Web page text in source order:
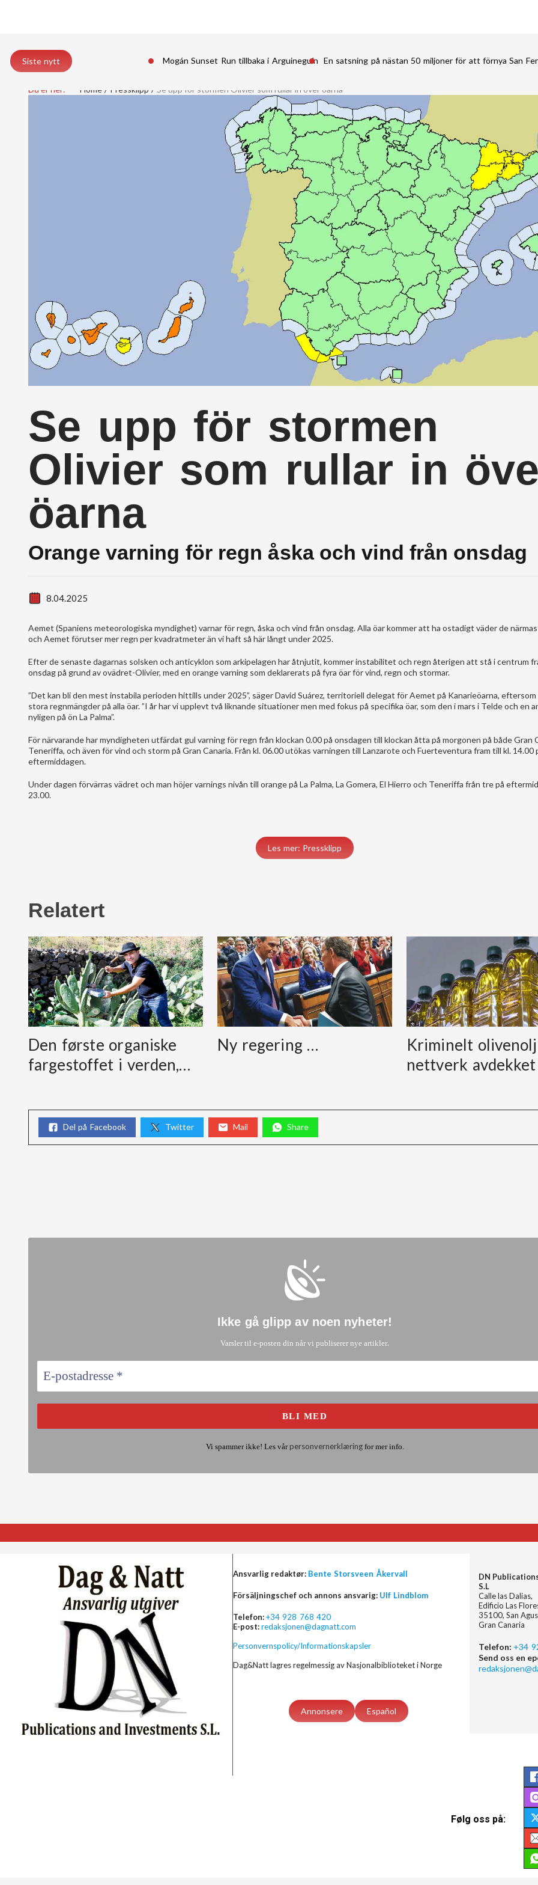
Siste nytt Mogán Sunset Run tillbaka i Arguineguín En satsning på nästan 50 miljoner för att förnya San
Du er her: Home Pressklipp Se upp för stormen Olivier som rullar in över öarna
Se upp för stormen
Olivier som rullar in
öarna
Orange varning för regn åska och vind från onsdag
8.04.2025
Aemet (Spaniens meteorologiska myndighet) varnar för regn, åska och vind från onsdag. Alla öar kommer att ha ostadigt väder de
och Aemet förutser mer regn per kvadratmeter än vi haft så här långt under 2025.
Efter de senaste dagarnas solsken och anticyklon som arkipelagen har åtnjutit, kommer instabilitet och regn återigen att stå i centrum
onsdag på grund av ovädret-Olivier, med en orange varning som deklarerats på fyra öar för vind, regn och stormar.
”Det kan bli den mest instabila perioden hittills under 2025”, säger David Suárez, territoriell delegat för Aemet på Kanarieöarna,
stora regnmängder på alla öar. ”I år har vi upplevt två liknande situationer men med fokus på specifika öar, som den i mars i Telde och en
nyligen på ön La Palma”.
För närvarande har myndigheten utfärdat gul varning för regn från klockan 0.00 på onsdagen till klockan åtta på morgonen på både Gran
Teneriffa, och även för vind och storm på Gran Canaria. Från kl. 06.00 utökas varningen till Lanzarote och Fuerteventura fram till kl. 14.00
eftermiddagen.
Under dagen förvärras vädret och man höjer varnings nivån till orange på La Palma, La Gomera, El Hierro och Teneriffa från tre på
23.00.
Les mer: Pressklipp
Relatert
Den første organiske
fargestoffet i verden,…
Ny regering …
Kriminelt
nettverk avdekket
Del på Facebook Twitter Mail Share
Ikke gå glipp av noen nyheter!
Varsler til e-posten din når vi publiserer nye artikler.
Vi spammer ikke! Les vår personvernerklæringfor mer info.
Ansvarlig redaktør: Bente Storsveen Åkervall
Försäljningschef och annons ansvarig: Ulf Lindblom
Telefon:+34 928 768 420
E-post:redaksjonen@dagnatt.com
Personvernspolicy/Informationskapsler
Dag&Natt lagres regelmessig av Nasjonalbiblioteket i Norge
Annonsere Español
DN
S.L
Calle las Dalias,
Edificio Las
35100, San
Gran Canaria
Telefon: +34
Send oss en
Følg oss på: